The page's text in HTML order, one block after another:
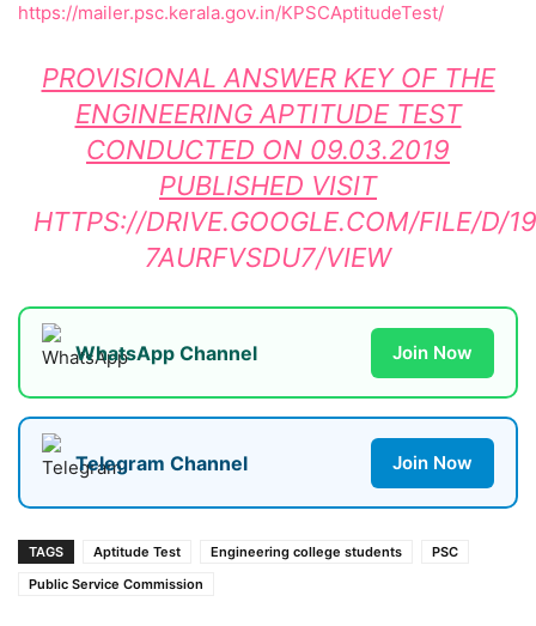
https://mailer.psc.kerala.gov.in/KPSCAptitudeTest/
PROVISIONAL ANSWER KEY OF THE
ENGINEERING APTITUDE TEST
CONDUCTED ON 09.03.2019
PUBLISHED VISIT
HTTPS://DRIVE.GOOGLE.COM/FILE/D/
7AURFVSDU7/VIEW
WhatsApp Channel Join Now
Telegram Channel Join Now
TAGS Aptitude Test Engineering college students
PSC
Public Service Commission